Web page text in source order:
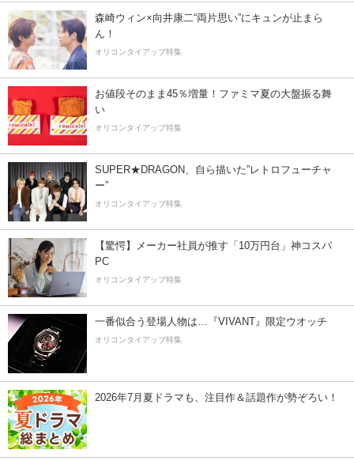
森崎ウィン×向井康二“両片思い”にキュンが止まら
ん！
オリコンタイアップ特集
お値段そのまま45％増量！ファミマ夏の大盤振る舞
い
オリコンタイアップ特集
SUPER★DRAGON、自ら描いた”レトロフューチャ
ー”
オリコンタイアップ特集
【驚愕】メーカー社員が推す「10万円台」神コスパ
PC
オリコンタイアップ特集
一番似合う登場人物は…『VIVANT』限定ウオッチ
オリコンタイアップ特集
2026年7月夏ドラマも、注目作＆話題作が勢ぞろい！